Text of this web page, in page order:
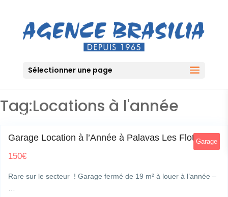
Sélectionner une page
Tag:Locations à l'année
Garage
48 Avenue Etang du grec
Garage Location à l’Année à Palavas Les Flots
150€
Rare sur le secteur ! Garage fermé de 19 m² à louer à l’année –